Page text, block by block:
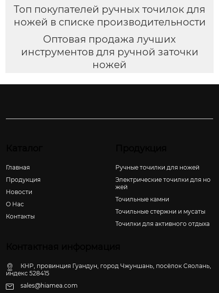
Топ покупателей ручных точилок для
ножей в списке производительности
Оптовая продажа лучших
инструментов для ручной заточки
ножей
Главная
Продукция
Новости
О Hас
Контакты
Ручные точилки для ножей
Электрические точилки для но
жей
Точильные камни
Точильные стержни и мусаты
Точилки для активного отдыха
КНР, провинция Гуандун, город Чжуншань, посёлок Сяолань,
индекс 528415
sales@hiamea.com